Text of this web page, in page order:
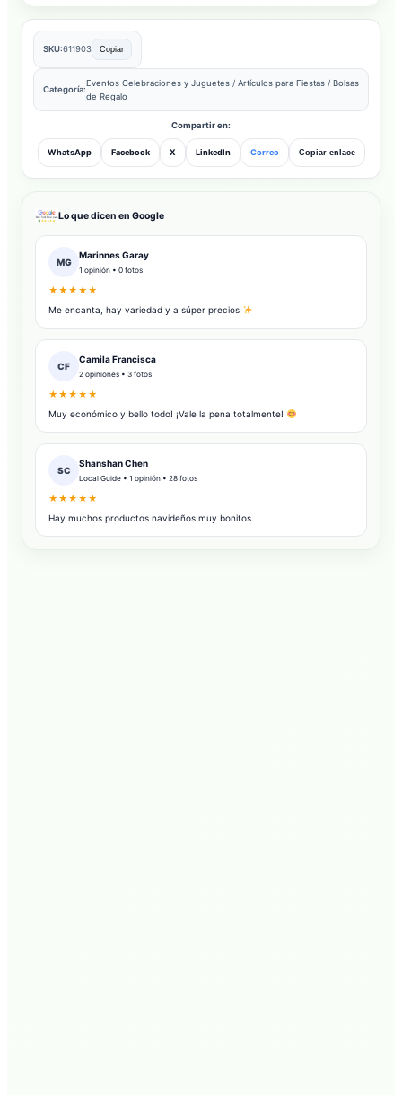
SKU:611903 Copiar
Categoría:
Eventos Celebraciones y Juguetes / Artículos para Fiestas / Bolsas
de Regalo
Compartir en:
WhatsApp Facebook X LinkedIn Correo Copiar enlace
Lo que dicen en Google
MG
Marinnes Garay
1 opinión • 0 fotos
★★★★★
Me encanta, hay variedad y a súper precios
CF
Camila Francisca
2 opiniones • 3 fotos
★★★★★
Muy económico y bello todo! ¡Vale la pena totalmente!
SC
Shanshan Chen
Local Guide • 1 opinión • 28 fotos
★★★★★
Hay muchos productos navideños muy bonitos.